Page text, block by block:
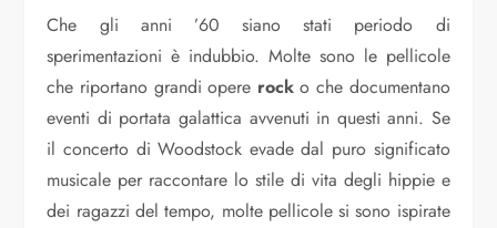
Che gli anni ’60 siano stati periodo di
sperimentazioni è indubbio. Molte sono le pellicole
che riportano grandi opere rocko che documentano
eventi di portata galattica avvenuti in questi anni. Se
il concerto di Woodstock evade dal puro significato
musicale per raccontare lo stile di vita degli hippie e
dei ragazzi del tempo, molte pellicole si sono ispirate